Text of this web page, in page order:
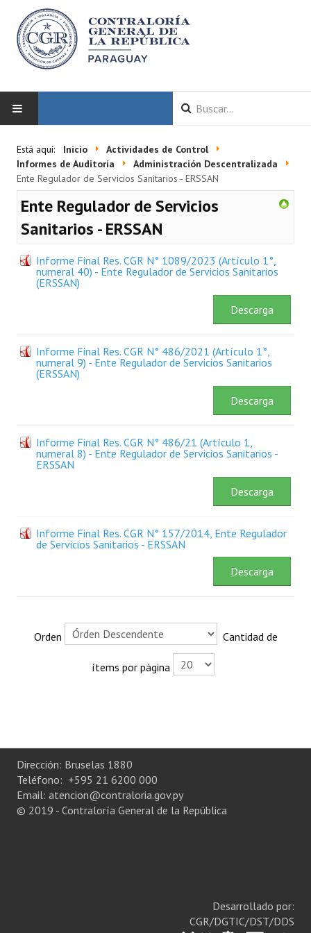
LA CGR
Autoridades
Misión y Visión
Marco Normativo
Sistema de Gestión de Calidad
Memorias
Resoluciones de Carácter General
Participación Ciudadana
Informe y Dictamen sobre el Informe Financiero del Ministerio de
Rendición de Cuentas ONG´s
Control de Vehículos del Estado
Declaración Jurada de Bienes Publicadas
Informes de Evaluación del Plan de Mejoramiento
CENTRO DE ATENCIÓN AL CIUDADANO
Está aquí: Inicio
Actividades de Control
Informes de Auditoría
Administración Descentralizada
Ente Regulador de Servicios Sanitarios - ERSSAN
Ente Regulador de Servicios
Sanitarios - ERSSAN
Informe Final Res. CGR N° 1089/2023 (Artículo 1°,
numeral 40) - Ente Regulador de Servicios Sanitarios
(ERSSAN)
Descarga
Informe Final Res. CGR N° 486/2021 (Artículo 1°,
numeral 9) - Ente Regulador de Servicios Sanitarios
(ERSSAN)
Descarga
Informe Final Res. CGR N° 486/21 (Artículo 1,
numeral 8) - Ente Regulador de Servicios Sanitarios -
ERSSAN
Descarga
Informe Final Res. CGR N° 157/2014, Ente Regulador
de Servicios Sanitarios - ERSSAN
Descarga
Orden Cantidad de
ítems por página
Dirección: Bruselas 1880
Teléfono: +595 21 6200 000
Email: atencion@contraloria.gov.py
© 2019 - Contraloría General de la República
Desarrollado por:
CGR/DGTIC/DST/DDS